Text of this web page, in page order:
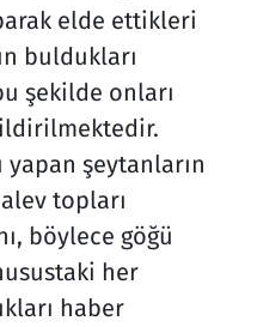
elde ettikleri
buldukları
şekilde onları
yapan şeytanların
topları
böylece göğü
her
haber